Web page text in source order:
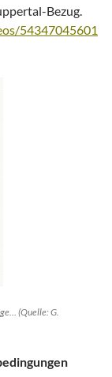
Bezug.
54347045601
(Quelle: G.